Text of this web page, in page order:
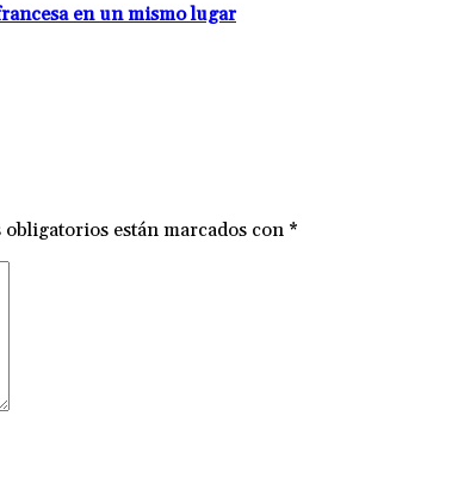
en un mismo lugar
obligatorios están marcados con *